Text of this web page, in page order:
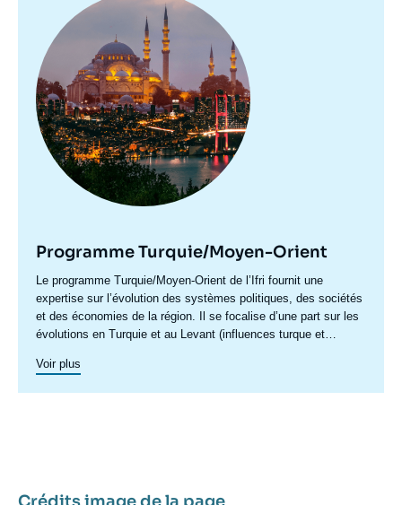
la diplomatie et de l’outil militaire, et cartographier les nouvelles
zones d’influence de la Turquie.
pour prendre leurs décisions, grâce à une veille stratégique
mensuelle, des notes sectorielles, et la mise à disposition d’un
réseau d'experts turcs et français. L’ensemble des échanges
autour du programme visent à cerner in fine la notion de «
risque turc » au sens large, afin d’y adapter nos méthodes de
travail.
principale
Programme Turquie/Moyen-Orient
Accroche
centre
Le programme Turquie/Moyen-Orient de l’Ifri fournit une
expertise sur l’évolution des systèmes politiques, des sociétés
et des économies de la région. Il se focalise d’une part sur les
évolutions en Turquie et au Levant (influences turque et
recompositions diplomatiques), et également au Maghreb
Voir plus